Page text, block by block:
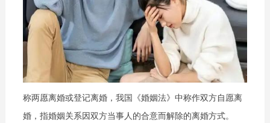
称两愿离婚或登记离婚，我国《婚姻法》中称作双方自愿离
婚，指婚姻关系因双方当事人的合意而解除的离婚方式。